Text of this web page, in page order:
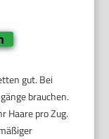
gut. Bei
brauchen.
Haare pro Zug.